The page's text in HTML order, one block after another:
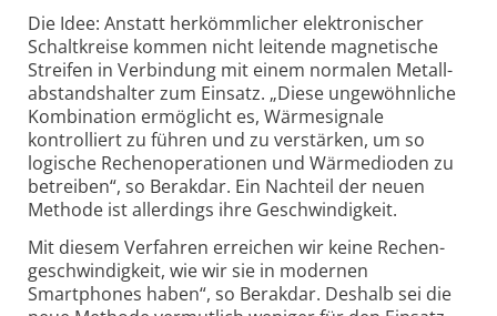
Die Idee: Anstatt herkömmlicher elektronischer
Schaltkreise kommen nicht leitende magnetische
Streifen in Verbindung mit einem normalen Metall­
abstandshalter zum Einsatz. „Diese ungewöhnliche
Kombination ermöglicht es, Wärmesignale
kontrolliert zu führen und zu verstärken, um so
logische Rechen­operationen und Wärmedioden zu
betreiben“, so Berakdar. Ein Nachteil der neuen
Methode ist allerdings ihre Geschwindigkeit.
Mit diesem Verfahren erreichen wir keine Rechen­
geschwindigkeit, wie wir sie in modernen
Smartphones haben“, so Berakdar. Deshalb sei die